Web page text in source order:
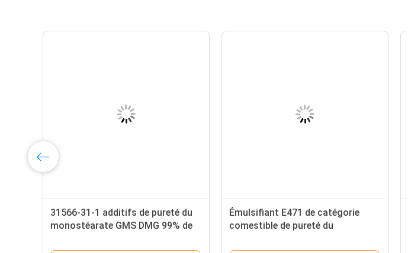
31566-31-1 additifs de pureté du
monostéarate GMS DMG 99% de
Émulsifiant E471 de catégorie
comestible de pureté du